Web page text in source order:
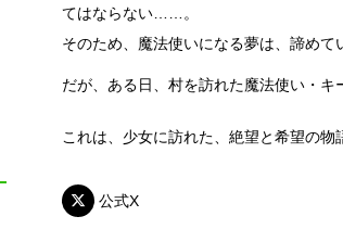
てはならない……。
そのため、魔法使いになる夢は、諦めて
だが、ある日、村を訪れた魔法使い・
これは、少女に訪れた、絶望と希望の物
公式X